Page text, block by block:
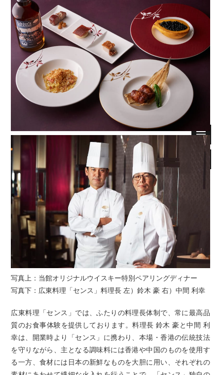
写真上：当館オリジナルウイスキー特別ペアリングディナー
写真下：広東料理「センス」料理長 左）鈴木 豪 右）中間 利幸
広東料理「センス」では、ふたりの料理長体制で、常に最高品
質のお食事体験を提供しております。料理長 鈴木 豪と中間 利
幸は、開業時より「センス」に携わり、本場・香港の伝統技法
を守りながら、主となる調味料には香港や中国のものを使用す
る一方、食材には日本の新鮮なものを大胆に用い、それぞれの